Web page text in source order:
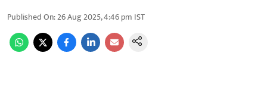
Published On:26 Aug 2025, 4:46 pm IST